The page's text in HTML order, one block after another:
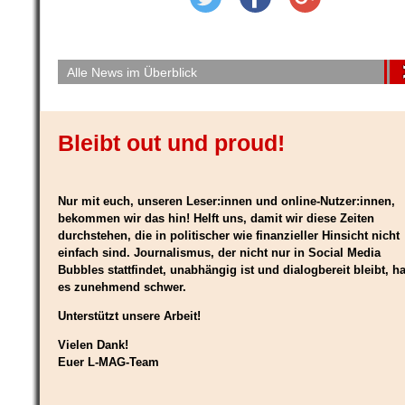
Alle News im Überblick
Bleibt out und proud!
Nur mit euch, unseren Leser:innen und online-Nutzer:innen,
bekommen wir das hin! Helft uns, damit wir diese Zeiten
durchstehen, die in politischer wie finanzieller Hinsicht nicht
einfach sind. Journalismus, der nicht nur in Social Media
Bubbles stattfindet, unabhängig ist und dialogbereit bleibt,
es zunehmend schwer.
Unterstützt unsere Arbeit!
Vielen Dank!
Euer L-MAG-Team